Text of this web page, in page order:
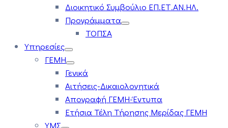
Διοικητικό Συμβούλιο ΕΠ.ΕΤ.ΑΝ.ΗΛ.
Προγράμματα
ΤΟΠΣΑ
Υπηρεσίες
ΓΕΜΗ
Γενικά
Αιτήσεις-Δικαιολογητικά
Απογραφή ΓΕΜΗ-Έντυπα
Ετήσια Τέλη Τήρησης Μερίδας ΓΕΜΗ
ΥΜΣ